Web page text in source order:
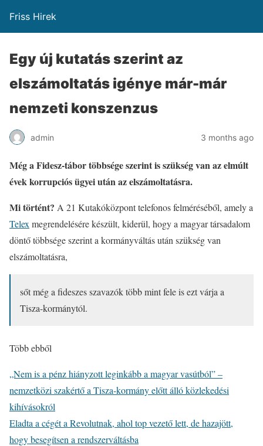
Friss Hirek
Egy új kutatás szerint az
elszámoltatás igénye már-már
nemzeti konszenzus
admin 3 months ago
Még a Fidesz-tábor többsége szerint is szükség van az elmúlt
évek korrupciós ügyei után az elszámoltatásra.
Mi történt? A 21 Kutakóközpont telefonos felméréséből, amely a
Telex megrendelésére készült, kiderül, hogy a magyar társadalom
döntő többsége szerint a kormányváltás után szükség van
elszámoltatásra,
sőt még a fideszes szavazók több mint fele is ezt várja a
Tisza-kormánytól.
Több ebből
„Nem is a pénz hiányzott leginkább a magyar vasútból” –
nemzetközi szakértő a Tisza-kormány előtt álló közlekedési
kihívásokról
Eladta a cégét a Revolutnak, ahol top vezető lett, de hazajött,
hogy besegítsen a rendszerváltásba